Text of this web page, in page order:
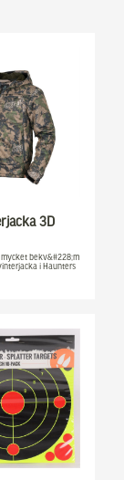
3D
bekv&#228;m
i Haunters